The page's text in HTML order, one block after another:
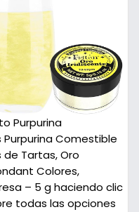
Purpurina
Comestible
Tartas, Oro
Colores,
– 5 g haciendo clic
todas las opciones